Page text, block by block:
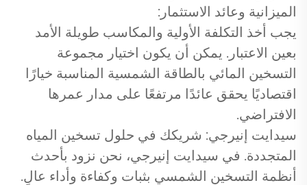
الميزانية وعائد الاستثمار:
يجب أخذ التكلفة الأولية والمكاسب طويلة الأمد
بعين الاعتبار. يمكن أن يكون اختيار مجموعة
التسخين المائي بالطاقة الشمسية المناسبة خيارًا
اقتصاديًا يحقق عائدًا مرتفعًا على مدار عمرها
الافتراضي.
سيدايت إنيرجي: شريكك في حلول تسخين المياه
المتجددة. في سيدايت إنيرجي، نحن نزود بأحدث
أنظمة التسخين الشمسي بثبات وكفاءة وأداء عالٍ.